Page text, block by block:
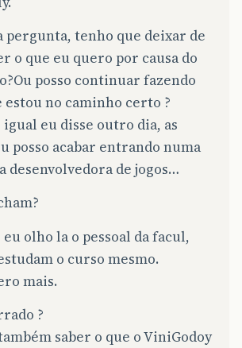
pergunta, tenho que deixar de
o que eu quero por causa do
posso continuar fazendo
estou no caminho certo ?
eu disse outro dia, as
posso acabar entrando numa
desenvolvedora de jogos…
olho la o pessoal da facul,
o curso mesmo.
mais.
?
saber o que o ViniGodoy